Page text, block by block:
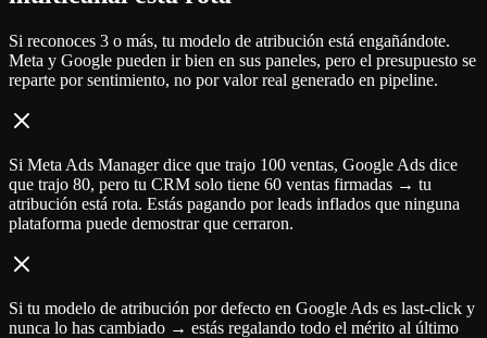
Si reconoces 3 o más, tu modelo de atribución está engañándote.
Meta y Google pueden ir bien en sus paneles, pero el presupuesto se
reparte por sentimiento, no por valor real generado en pipeline.
Si Meta Ads Manager dice que trajo 100 ventas, Google Ads dice
que trajo 80, pero tu CRM solo tiene 60 ventas firmadas → tu
atribución está rota. Estás pagando por leads inflados que ninguna
plataforma puede demostrar que cerraron.
Si tu modelo de atribución por defecto en Google Ads es last-click y
nunca lo has cambiado → estás regalando todo el mérito al último